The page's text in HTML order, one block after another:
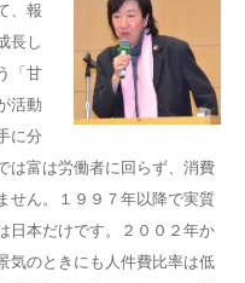
、報
長し
「甘
活動
に分
は富は労働者に回らず、消費
せん。１９９７年以降で実質
日本だけです。２００２年か
気のときにも人件費比率は低